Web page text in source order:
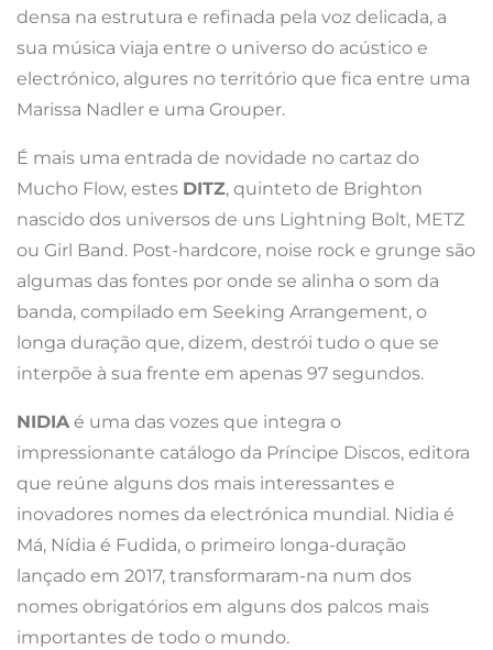
densa na estrutura e refinada pela voz delicada, a
sua música viaja entre o universo do acústico e
electrónico, algures no território que fica entre uma
Marissa Nadler e uma Grouper.
É mais uma entrada de novidade no cartaz do
Mucho Flow, estes DITZ, quinteto de Brighton
nascido dos universos de uns Lightning Bolt, METZ
ou Girl Band. Post-hardcore, noise rock e grunge são
algumas das fontes por onde se alinha o som da
banda, compilado em Seeking Arrangement, o
longa duração que, dizem, destrói tudo o que se
interpõe à sua frente em apenas 97 segundos.
NIDIAé uma das vozes que integra o
impressionante catálogo da Príncipe Discos, editora
que reúne alguns dos mais interessantes e
inovadores nomes da electrónica mundial. Nidia é
Má, Nídia é Fudida, o primeiro longa-duração
lançado em 2017, transformaram-na num dos
nomes obrigatórios em alguns dos palcos mais
importantes de todo o mundo.